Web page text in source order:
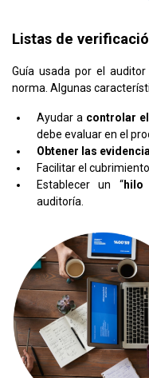
Listas de
Guía usada por el
norma. Algunas
Ayudar a controlar
debe evaluar en el
Obtener las
Facilitar el
Establecer un “hilo
auditoría.